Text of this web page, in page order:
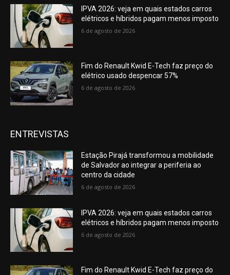
IPVA 2026: veja em quais estados carros
elétricos e híbridos pagam menos imposto
6 de agosto de 2026
Fim do Renault Kwid E-Tech faz preço do
elétrico usado despencar 57%
6 de agosto de 2026
ENTREVISTAS
Estação Pirajá transformou a mobilidade
de Salvador ao integrar a periferia ao
centro da cidade
6 de agosto de 2026
IPVA 2026: veja em quais estados carros
elétricos e híbridos pagam menos imposto
6 de agosto de 2026
Fim do Renault Kwid E-Tech faz preço do